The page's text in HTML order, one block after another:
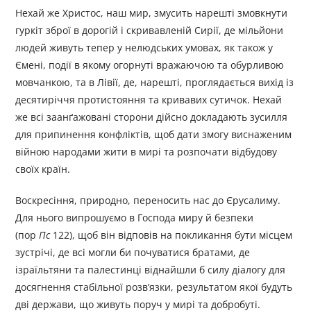
Нехай же Христос, наш мир, змусить нарешті змовкнути
гуркіт зброї в дорогій і скривавленій Сирії, де мільйони
людей живуть тепер у нелюдських умовах, як також у
Ємені, події в якому огорнуті вражаючою та обурливою
мовчанкою, та в Лівії, де, нарешті, проглядається вихід із
десятиріччя протистояння та кривавих сутичок. Нехай
же всі заанґажовані сторони дійсно докладають зусилля
для припинення конфліктів, щоб дати змогу виснаженим
війною народами жити в мирі та розпочати відбудову
своїх країн.
Воскресіння, природно, переносить нас до Єрусалиму.
Для нього випрошуємо в Господа миру й безпеки
(порПс122), щоб він відповів на покликання бути місцем
зустрічі, де всі могли би почуватися братами, де
ізраїльтяни та палестинці віднайшли б силу діалогу для
досягнення стабільної розв’язки, результатом якої будуть
дві держави, що живуть поруч у мирі та добробуті.